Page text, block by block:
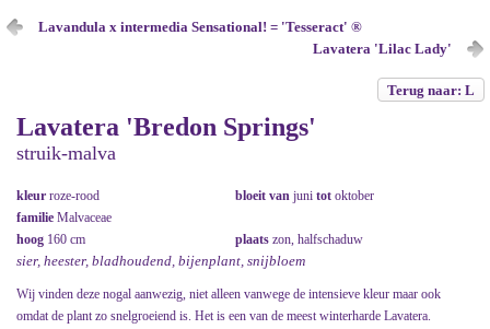
Lavandula x intermedia Sensational! = 'Tesseract' ®
Lavatera 'Lilac Lady'
Terug naar: L
Lavatera 'Bredon Springs'
struik-malva
kleur roze-rood bloeit van juni tot oktober
familie Malvaceae
hoog 160 cm plaats zon, halfschaduw
sier, heester, bladhoudend, bijenplant, snijbloem
Wij vinden deze nogal aanwezig, niet alleen vanwege de intensieve kleur maar ook
omdat de plant zo snelgroeiend is. Het is een van de meest winterharde Lavatera.